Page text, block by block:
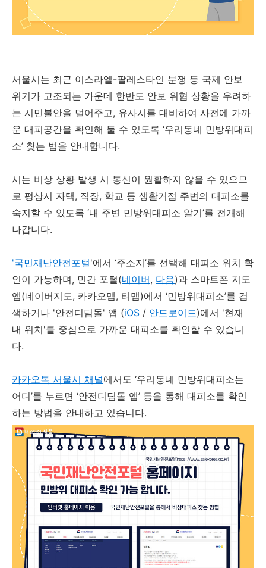
서울시는 최근 이스라엘-팔레스타인 분쟁 등 국제 안보
위기가 고조되는 가운데 한반도 안보 위협 상황을 우려하
는 시민불안을 덜어주고, 유사시를 대비하여 사전에 가까
운 대피공간을 확인해 둘 수 있도록 ‘우리동네 민방위대피
소’ 찾는 법을 안내합니다.
시는 비상 상황 발생 시 통신이 원활하지 않을 수 있으므
로 평상시 자택, 직장, 학교 등 생활거점 주변의 대피소를
숙지할 수 있도록 ‘내 주변 민방위대피소 알기’를 전개해
나갑니다.
'국민재난안전포털'에서 ‘주소지’를 선택해 대피소 위치 확
인이 가능하며, 민간 포털(네이버, 다음)과 스마트폰 지도
앱(네이버지도, 카카오맵, 티맵)에서 ‘민방위대피소’를 검
색하거나 '안전디딤돌' 앱 (iOS / 안드로이드)에서 '현재
내 위치'를 중심으로 가까운 대피소를 확인할 수 있습니
다.
카카오톡 서울시 채널에서도 ‘우리동네 민방위대피소는
어디’를 누르면 ‘안전디딤돌 앱’ 등을 통해 대피소를 확인
하는 방법을 안내하고 있습니다.